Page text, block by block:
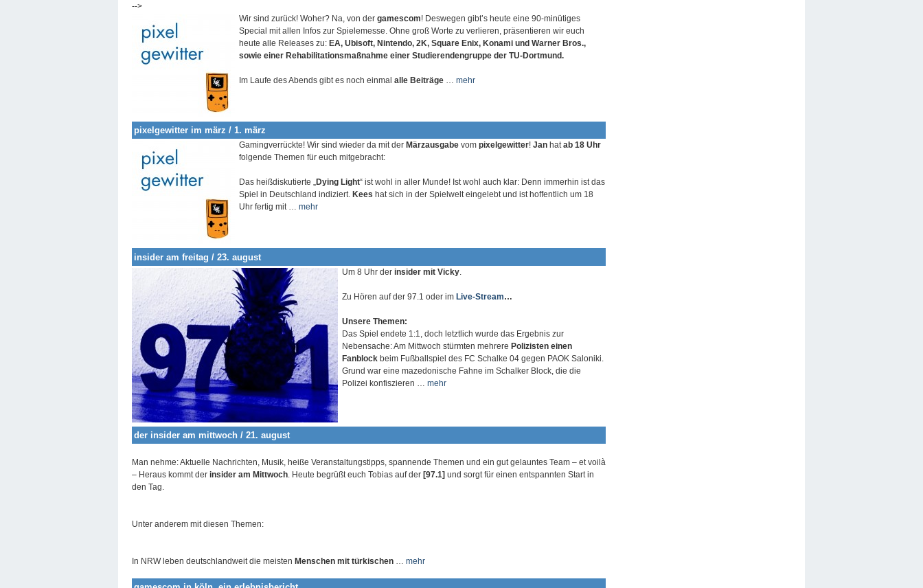
die
Lautstärke
zu
regeln.
-->
Wir sind zurück! Woher? Na, von der gamescom! Deswegen gibt’s heute eine 90-minütiges
Special mit allen Infos zur Spielemesse. Ohne groß Worte zu verlieren, präsentieren wir euch
heute alle Releases zu: EA, Ubisoft, Nintendo, 2K, Square Enix, Konami und Warner Bros.,
sowie einer Rehabilitationsmaßnahme einer Studierendengruppe der TU-Dortmund.
Im Laufe des Abends gibt es noch einmal alle Beiträge mehr
pixelgewitter im märz / 1. märz
Gamingverrückte! Wir sind wieder da mit der Märzausgabe vom pixelgewitter! Jan hatab 18 Uhr
folgende Themen für euch mitgebracht:
Das heißdiskutierte „Dying Light“ ist wohl in aller Munde! Ist wohl auch klar: Denn immerhin ist das
Spiel in Deutschland indiziert. Kees hat sich in der Spielwelt eingelebt und ist hoffentlich um 18
Uhr fertig mit … mehr
insider am freitag / 23. august
Um 8 Uhr der insider mit Vicky
Zu Hören auf der 97.1 oder im Live-Stream…
Unsere Themen:
Das Spiel endete 1:1, doch letztlich wurde das Ergebnis zur
Nebensache: Am Mittwoch stürmten mehrere Polizisten einen
Fanblock beim Fußballspiel des FC Schalke 04 gegen PAOK Saloniki.
Grund war eine mazedonische Fahne im Schalker Block, die die
Polizei konfiszieren … mehr
der insider am mittwoch / 21. august
Man nehme: Aktuelle Nachrichten, Musik, heiße Veranstaltungstipps, spannende Themen und ein gut gelauntes Team – et voilà
– Heraus kommt der insider am Mittwoch. Heute begrüßt euch Tobias auf der [97.1] und sorgt für einen entspannten Start in
den Tag.
Unter anderem mit diesen Themen:
In NRW leben deutschlandweit die meisten Menschen mit türkischen … mehr